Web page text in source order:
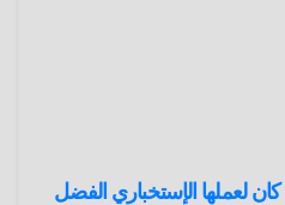
لعملها الإستخباري الفضل